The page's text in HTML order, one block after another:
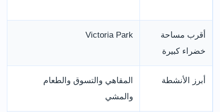
أقرب مساحة
خضراء كبيرة
Victoria Park
أبرز الأنشطة
المقاهي والتسوق والطعام
والمشي